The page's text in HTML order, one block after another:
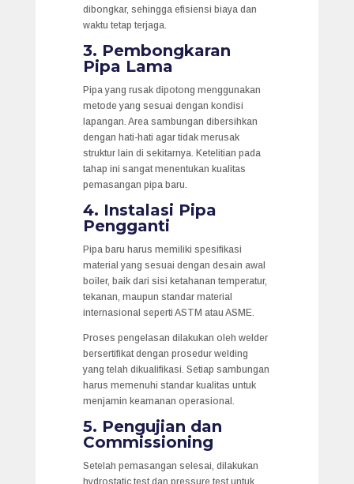
dibongkar, sehingga efisiensi biaya dan
waktu tetap terjaga.
3. Pembongkaran
Pipa Lama
Pipa yang rusak dipotong menggunakan
metode yang sesuai dengan kondisi
lapangan. Area sambungan dibersihkan
dengan hati-hati agar tidak merusak
struktur lain di sekitarnya. Ketelitian pada
tahap ini sangat menentukan kualitas
pemasangan pipa baru.
4. Instalasi Pipa
Pengganti
Pipa baru harus memiliki spesifikasi
material yang sesuai dengan desain awal
boiler, baik dari sisi ketahanan temperatur,
tekanan, maupun standar material
internasional seperti ASTM atau ASME.
Proses pengelasan dilakukan oleh welder
bersertifikat dengan prosedur welding
yang telah dikualifikasi. Setiap sambungan
harus memenuhi standar kualitas untuk
menjamin keamanan operasional.
5. Pengujian dan
Commissioning
Setelah pemasangan selesai, dilakukan
hydrostatic test dan pressure test untuk